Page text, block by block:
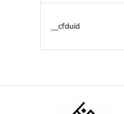
__cfduid